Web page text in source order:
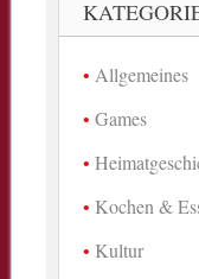
Allgemeines
Games
Kochen &
Kultur